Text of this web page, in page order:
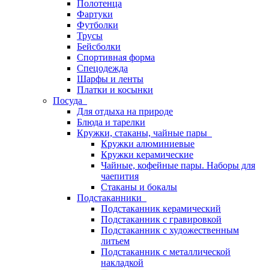
Полотенца
Фартуки
Футболки
Трусы
Бейсболки
Спортивная форма
Спецодежда
Шарфы и ленты
Платки и косынки
Посуда
Для отдыха на природе
Блюда и тарелки
Кружки, стаканы, чайные пары
Кружки алюминиевые
Кружки керамические
Чайные, кофейные пары. Наборы для
чаепития
Стаканы и бокалы
Подстаканники
Подстаканник керамический
Подстаканник c гравировкой
Подстаканник с художественным
литьем
Подстаканник с металлической
накладкой